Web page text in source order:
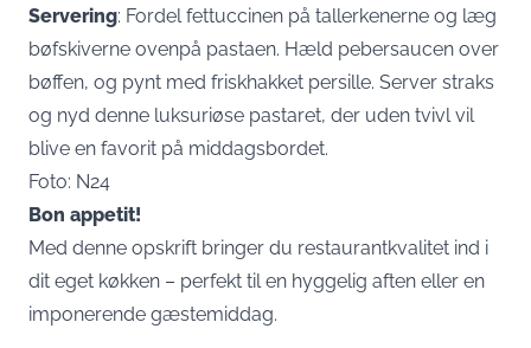
Servering: Fordel fettuccinen på tallerkenerne og læg
bøfskiverne ovenpå pastaen. Hæld pebersaucen over
bøffen, og pynt med friskhakket persille. Server straks
og nyd denne luksuriøse pastaret, der uden tvivl vil
blive en favorit på middagsbordet.
Foto: N24
Bon appetit!
Med denne opskrift bringer du restaurantkvalitet ind i
dit eget køkken – perfekt til en hyggelig aften eller en
imponerende gæstemiddag.